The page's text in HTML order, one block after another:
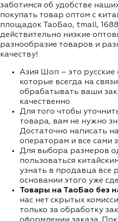
заботимся об удобстве
покупать товар оптом с
площадок ТаоБао, tmall,
действительно низкие
разнообразие товаров и
качеству!
Азия Шоп – это
которые всегда на
обрабатывать ваши
качественно
Для того чтобы
товара, вам не нужно
Достаточно написать
операторам и все сами
Для выбора размеров
пользоваться
узнать в продавца все
основании этого уже
Товары на ТаоБао без
нас нет скрытых
только за обработку